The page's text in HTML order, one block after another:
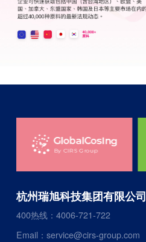
杭州瑞旭科技集团有限公司
400热线：4006-721-722
Email：service@cirs-group.com